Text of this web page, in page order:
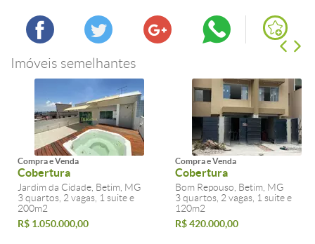
Imóveis semelhantes
Compra e Venda
Cobertura
Jardim da Cidade, Betim, MG
3 quartos, 2 vagas, 1 suite e
200m2
R$ 1.050.000,00
Compra e Venda
Cobertura
Bom Repouso, Betim, MG
3 quartos, 2 vagas, 1 suite e
120m2
R$ 420.000,00